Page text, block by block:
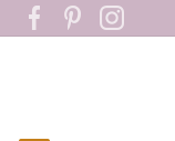
Home